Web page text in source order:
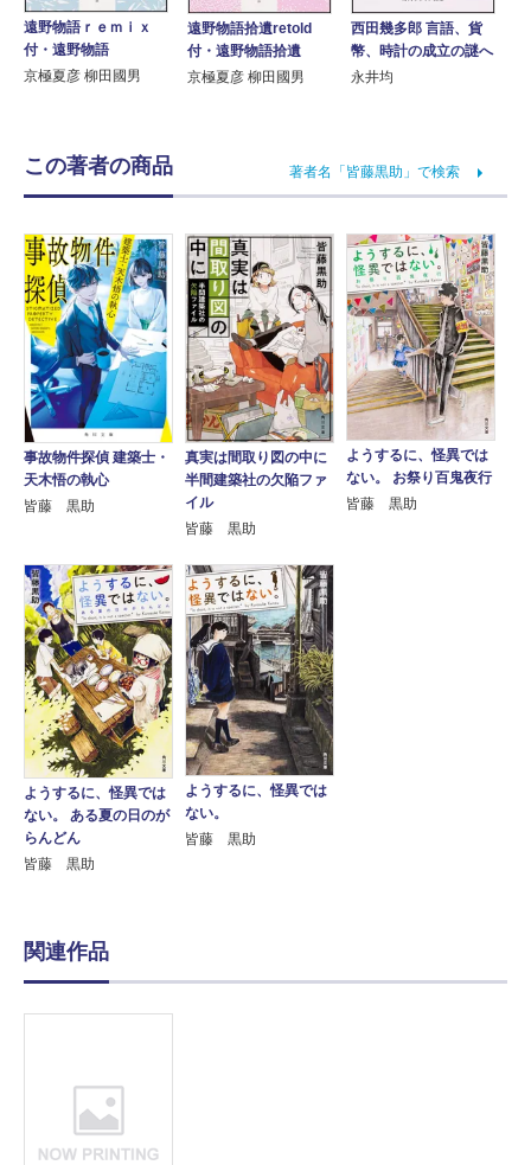
遠野物語ｒｅｍｉｘ
付・遠野物語
京極夏彦 柳田國男
遠野物語拾遺retold
付・遠野物語拾遺
京極夏彦 柳田國男
西田幾多郎 言語、貨
幣、時計の成立の謎へ
永井均
この著者の商品 著者名「皆藤黒助」で検索
事故物件探偵 建築士・
天木悟の執心
皆藤 黒助
真実は間取り図の中に
半間建築社の欠陥ファ
イル
皆藤 黒助
ようするに、怪異では
ない。 お祭り百鬼夜行
皆藤 黒助
ようするに、怪異では
ない。 ある夏の日のが
らんどん
皆藤 黒助
ようするに、怪異では
ない。
皆藤 黒助
関連作品